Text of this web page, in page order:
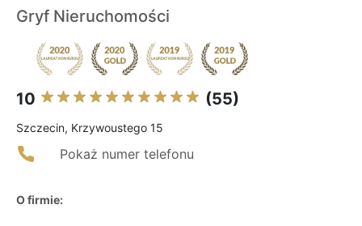
Gryf Nieruchomości
10 (55)
Szczecin, Krzywoustego 15
Pokaż numer telefonu
O firmie: